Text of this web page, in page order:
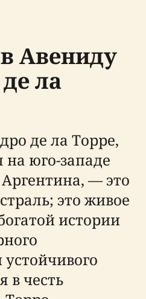
Авениду
ла
де ла Торре,
юго-западе
— это
это живое
истории
в честь